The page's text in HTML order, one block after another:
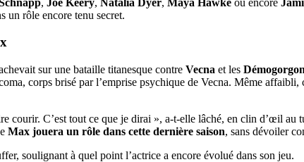
un rôle encore tenu secret.
sur une bataille titanesque contre Vecna et les
corps brisé par l’emprise psychique de Vecna. Même affaibli,
courir. C’est tout ce que je dirai », a-t-elle lâché, en clin d’œil au
Max jouera un rôle dans cette dernière saison, sans dévoiler
soulignant à quel point l’actrice a encore évolué dans son jeu.